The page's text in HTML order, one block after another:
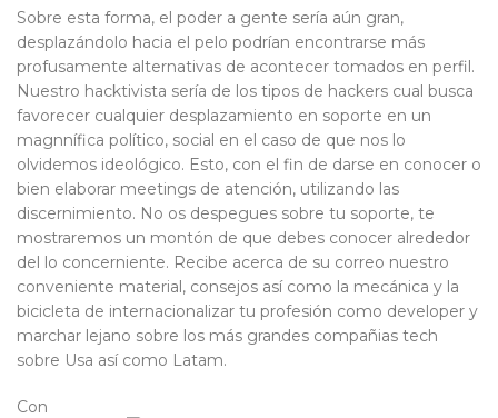
Sobre esta forma, el poder a gente serí­a aún gran,
desplazándolo hacia el pelo podrían encontrarse más
profusamente alternativas de acontecer tomados en perfil.
Nuestro hacktivista serí­a de los tipos de hackers cual busca
favorecer cualquier desplazamiento en soporte en un
magnnífica político, social en el caso de que nos lo
olvidemos ideológico. Esto, con el fin de darse en conocer o
bien elaborar meetings de atención, utilizando las
discernimiento. No os despegues sobre tu soporte, te
mostraremos un montón de que debes conocer alrededor
del lo concerniente. Recibe acerca de su correo nuestro
conveniente material, consejos así­ como la mecánica y la
bicicleta de internacionalizar tu profesión como developer y
marchar lejano sobre los más grandes compañias tech
sobre Usa así­ como Latam.
Con